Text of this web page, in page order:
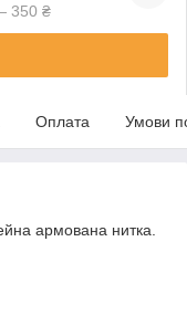
350 ₴
Оплата Умови
армована нитка.